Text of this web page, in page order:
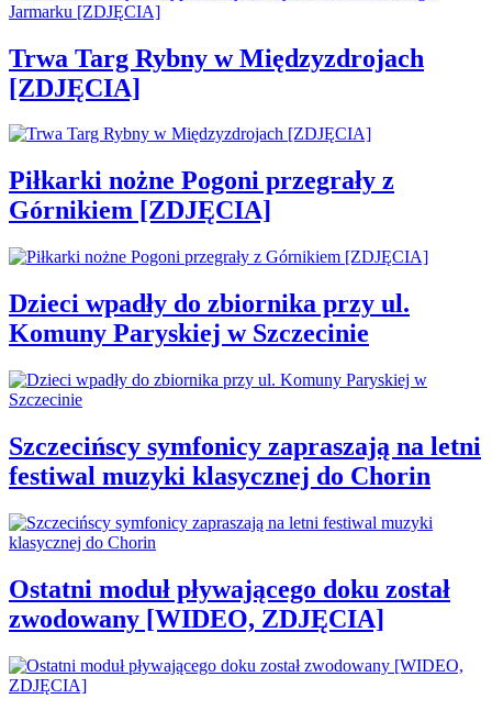
Trwa Targ Rybny w Międzyzdrojach
[ZDJĘCIA]
Piłkarki nożne Pogoni przegrały z
Górnikiem [ZDJĘCIA]
Dzieci wpadły do zbiornika przy ul.
Komuny Paryskiej w Szczecinie
Szczecińscy symfonicy zapraszają na letni
festiwal muzyki klasycznej do Chorin
Ostatni moduł pływającego doku został
zwodowany [WIDEO, ZDJĘCIA]